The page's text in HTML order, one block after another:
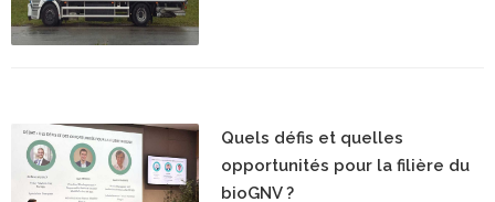
Quels défis et quelles
opportunités pour la filière du
bioGNV ?